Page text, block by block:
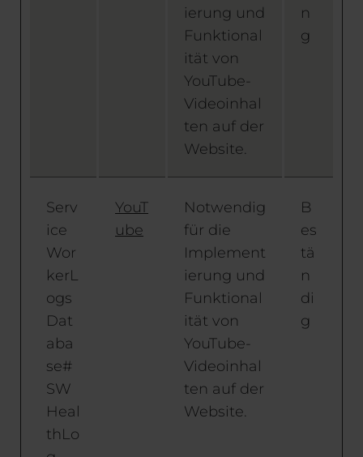
ierung und
Funktional
ität von
YouTube-
Videoinhal
ten auf der
Website.
n
g
Serv
ice
Wor
kerL
ogs
Dat
aba
se#
SW
Heal
thLo
YouT
ube
Notwendig
für die
Implement
ierung und
Funktional
ität von
YouTube-
Videoinhal
ten auf der
Website.
B
es
tä
n
di
g